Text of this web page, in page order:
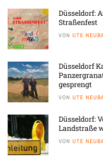
Düsseldorf:
Straßenfest
VON UTE
Düsseldorf
gesprengt
VON UTE
Düsseldorf:
Landstraße
VON UTE